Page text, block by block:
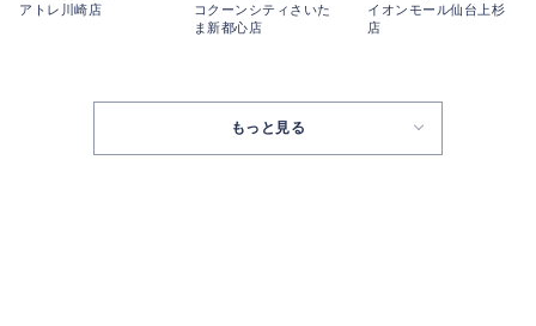
アトレ川崎店
コクーンシティさいた
ま新都心店
イオンモール仙台上杉
店
もっと見る